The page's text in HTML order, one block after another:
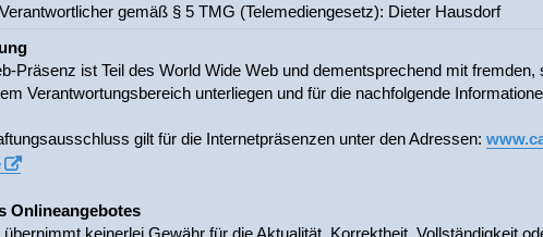
gemäß § 5 TMG (Telemediengesetz): Dieter Hausdorf
Präsenz ist Teil des World Wide Web und dementsprechend mit
Verantwortungsbereich unterliegen und für die nachfolgende
gilt für die Internetpräsenzen unter den Adressen:
Onlineangebotes